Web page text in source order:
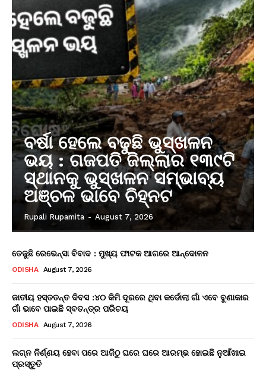
ବର୍ଷା ହେଲେ ବଢୁଛି ଭୁସ୍ଖଳନ
ଭୟ : ଗଜପତି ଜିଲ୍ଲାର ୧୩୯ଟି
ସ୍ଥାନକୁ ଭୁସ୍ଖଳନ ସମ୍ଭାବ୍ୟ
ଅଞ୍ଚଳ ଭାବେ ଚିହ୍ନଟ
Rupali Rupamita - August 7, 2026
ତେଜୁଛି ରେଭେନ୍ସା ବିବାଦ : ମୁଖ୍ୟ ଫାଟକ ଆଗରେ ଆନ୍ଦୋଳନ
ODISHA August 7, 2026
ଜାତୀୟ ହସ୍ତତନ୍ତ ଦିବସ :୪୦ କିମି ଦୂରରେ ଥିବା କର୍ଡୋଲା ଗାଁ ଏବେ ବୁଣାକାର
ଗାଁ ଭାବେ ପାଇଛି ସ୍ବତନ୍ତ୍ର ପରିଚୟ
ODISHA August 7, 2026
ଲଗ୍ନ ନିର୍ଣ୍ଣୟ ହେବା ପରେ ଆଜିଠୁ ଘରେ ଘରେ ଆରମ୍ଭ ହୋଇଛି ନୁଆଁଖାଇ
ପ୍ରସ୍ତୁତି